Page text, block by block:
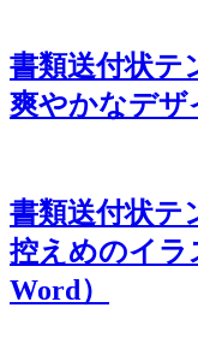
書類送付状テ
爽やかなデザ
書類送付状テ
控えめのイラ
Word）